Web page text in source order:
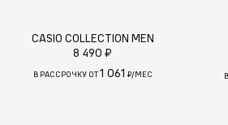
CASIO COLLECTION MEN
8 490 ₽
В РАССРОЧКУ ОТ1 061 ₽/МЕС